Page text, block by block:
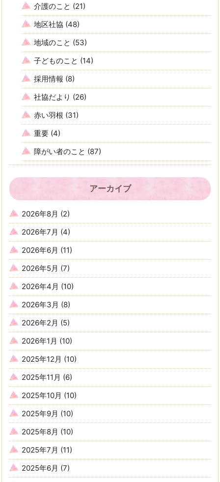
介護のこと (21)
地区社協 (48)
地域のこと (53)
子どものこと (14)
採用情報 (8)
社協だより (26)
赤い羽根 (31)
重要 (4)
障がい者のこと (87)
アーカイブ
2026年8月 (2)
2026年7月 (4)
2026年6月 (11)
2026年5月 (7)
2026年4月 (10)
2026年3月 (8)
2026年2月 (5)
2026年1月 (10)
2025年12月 (10)
2025年11月 (6)
2025年10月 (10)
2025年9月 (10)
2025年8月 (10)
2025年7月 (11)
2025年6月 (7)